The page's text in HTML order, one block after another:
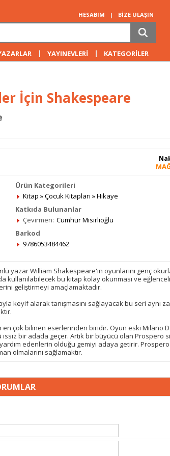
HESABIM | BİZE ULAŞIN
| YAYINEVLERİ | KATEGORİLER
İçin Shakespeare
Ürün Kategorileri
Kitap »Çocuk Kitapları »Hikaye
Katkıda Bulunanlar
Çevirmen: Cumhur Mısırlıoğlu
Barkod
9786053484462
yazar William Shakespeare'in oyunlarını genç
kullanılabilecek bu kitap kolay okunması ve
geliştirmeyi amaçlamaktadır.
keyif alarak tanışmasını sağlayacak bu seri aynı
en çok bilinen eserlerinden biridir. Oyun eski Milano
bir adada geçer. Artık bir büyücü olan Prospero
edenlerin olduğu gemiyi adaya getirir.
olmalarını sağlamaktır.